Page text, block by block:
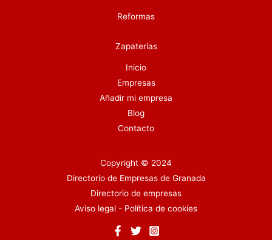
Reformas
Zapaterías
Inicio
Empresas
Añadir mi empresa
Blog
Contacto
Copyright © 2024
Directorio de Empresas de Granada
Directorio de empresas
Aviso legal - Política de cookies